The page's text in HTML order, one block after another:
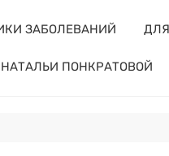
ЗАБОЛЕВАНИЙ
ПОНКРАТОВОЙ